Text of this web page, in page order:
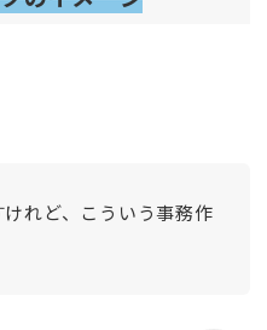
れど、こういう事務作